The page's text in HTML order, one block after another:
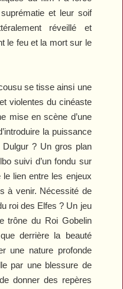
et leur soif
réveillé et
le feu et la mort sur le
se tisse ainsi une
violentes du cinéaste
mise en scène d’une
la puissance
? Un gros plan
suivi d’un fondu sur
lien entre les enjeux
à venir. Nécessité de
roi des Elfes ? Un jeu
trône du Roi Gobelin
derrière la beauté
une nature profonde
par une blessure de
donner des repères